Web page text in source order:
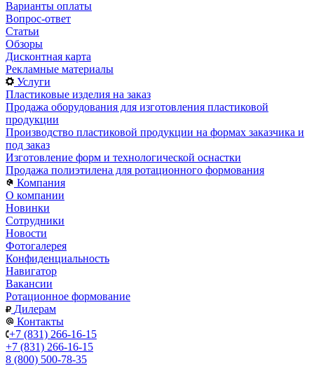
Варианты оплаты
Вопрос-ответ
Статьи
Обзоры
Дисконтная карта
Рекламные материалы
Услуги
Пластиковые изделия на заказ
Продажа оборудования для изготовления пластиковой
продукции
Производство пластиковой продукции на формах заказчика и
под заказ
Изготовление форм и технологической оснастки
Продажа полиэтилена для ротационного формования
Компания
О компании
Новинки
Сотрудники
Новости
Фотогалерея
Конфиденциальность
Навигатор
Вакансии
Ротационное формование
Дилерам
Контакты
+7 (831) 266-16-15
+7 (831) 266-16-15
8 (800) 500-78-35